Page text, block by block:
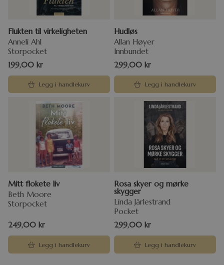
Flukten til virkeligheten
Anneli Ahl
Storpocket
199,00 kr
Legg i handlekurv
Hudløs
Allan Høyer
Innbundet
299,00 kr
Legg i handlekurv
Mitt flokete liv
Beth Moore
Storpocket
249,00 kr
Legg i handlekurv
Rosa skyer og mørke
skygger
Linda Järlestrand
Pocket
299,00 kr
Legg i handlekurv